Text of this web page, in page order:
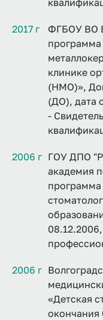
2017 г
ФГБОУ ВО
клинике
(НМО)»,
(ДО), дата
-
2006 г ГОУ ДПО
академия
программа
2006 г
«Детская
окончания